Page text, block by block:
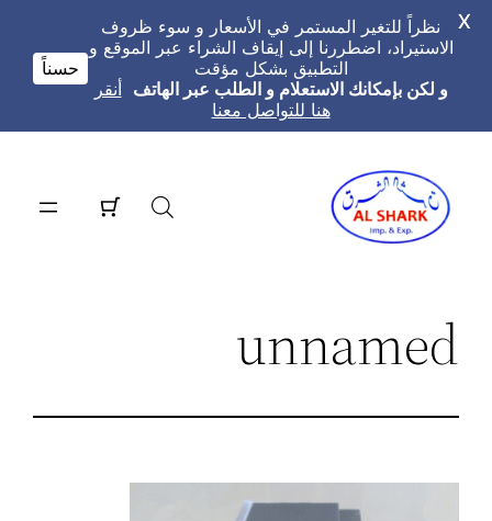
المحتوى
unnamed
نظراً للتغير المستمر في الأسعار و سوء ظروف
الاستيراد، اضطررنا إلى إيقاف الشراء عبر الموقع و
التطبيق بشكل مؤقت
و لكن بإمكانك الاستعلام و الطلب عبر الهاتف أنقر
هنا للتواصل معنا
حسناً
X